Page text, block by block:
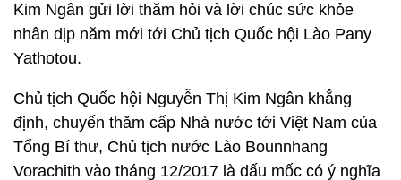
Kim Ngân gửi lời thăm hỏi và lời chúc sức khỏe
nhân dịp năm mới tới Chủ tịch Quốc hội Lào Pany
Yathotou.
Chủ tịch Quốc hội Nguyễn Thị Kim Ngân khẳng
định, chuyến thăm cấp Nhà nước tới Việt Nam của
Tổng Bí thư, Chủ tịch nước Lào Bounnhang
Vorachith vào tháng 12/2017 là dấu mốc có ý nghĩa